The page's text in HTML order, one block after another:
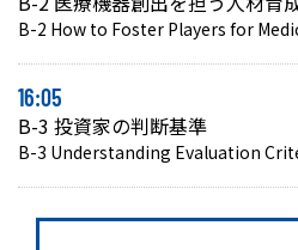
B-2 How to Foster Players for
16:05
B-3 投資家の判断基準
B-3 Understanding Evaluation